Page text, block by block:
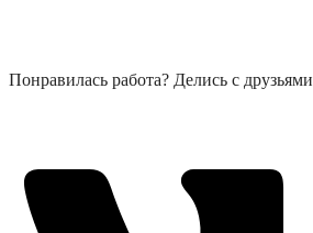
Понравилась работа? Делись с друзьями